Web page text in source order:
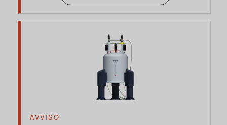
AVVISO